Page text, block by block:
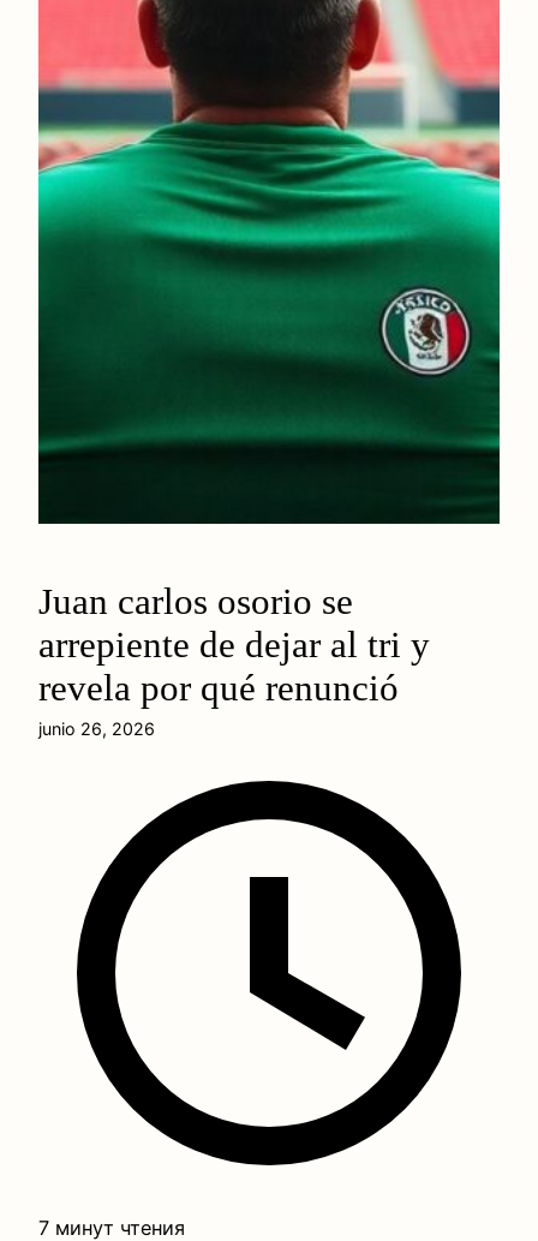
Juan carlos osorio se
arrepiente de dejar al tri y
revela por qué renunció
junio 26, 2026
7 минут чтения